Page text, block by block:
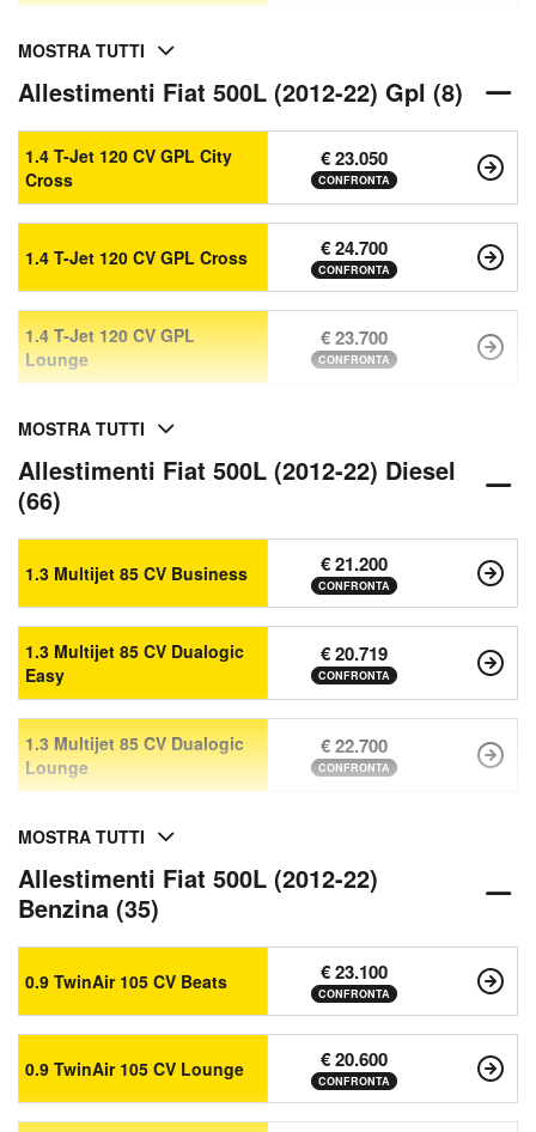
MOSTRA TUTTI
Allestimenti Fiat 500L (2012-22) Gpl (8)
1.4 T-Jet 120 CV GPL City
Cross
€ 23.050
CONFRONTA
1.4 T-Jet 120 CV GPL Cross € 24.700
CONFRONTA
1.4 T-Jet 120 CV GPL
Lounge
€ 23.700
CONFRONTA
MOSTRA TUTTI
Allestimenti Fiat 500L (2012-22) Diesel
(66)
1.3 Multijet 85 CV Business € 21.200
CONFRONTA
1.3 Multijet 85 CV Dualogic
Easy
€ 20.719
CONFRONTA
1.3 Multijet 85 CV Dualogic
Lounge
€ 22.700
CONFRONTA
MOSTRA TUTTI
Allestimenti Fiat 500L (2012-22)
Benzina (35)
0.9 TwinAir 105 CV Beats € 23.100
CONFRONTA
0.9 TwinAir 105 CV Lounge € 20.600
CONFRONTA